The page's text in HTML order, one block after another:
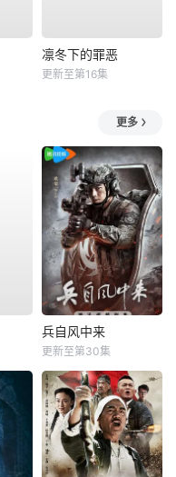
凛冬下的罪恶
更新至第16集
更多
兵自风中来
更新至第30集